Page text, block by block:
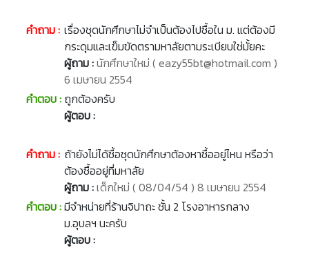
คำถาม : เรื่องชุดนักศึกษาไม่จำเป็นต้องไปซื้อใน ม. แต่ต้องมี
กระดุมและเข็มขัดตรามหาลัยตามระเบียบใช่มั้ยคะ
ผู้ถาม :นักศึกษาใหม่ ( eazy55bt@hotmail.com )
6 เมษายน 2554
คำตอบ : ถูกต้องครับ
ผู้ตอบ :
คำถาม : ถ้ายังไม่ได้ซื้อชุดนักศึกษาต้องหาซื้ออยู่ไหน หรือว่า
ต้องซื้ออยู่ที่มหาลัย
ผู้ถาม :เด็กใหม่ ( 08/04/54 ) 8 เมษายน 2554
คำตอบ :มีจำหน่ายที่ร้านจิปาถะ ชั้น 2 โรงอาหารกลาง
ม.อุบลฯ นะครับ
ผู้ตอบ :